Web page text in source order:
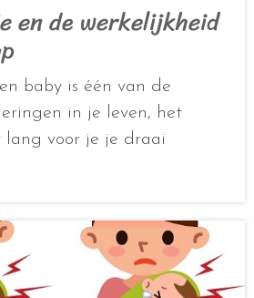
en de werkelijkheid
baby is één van de
in je leven, het
lang voor je je draai